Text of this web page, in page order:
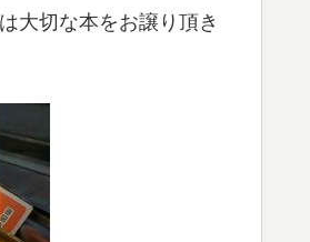
大切な本をお譲り頂き